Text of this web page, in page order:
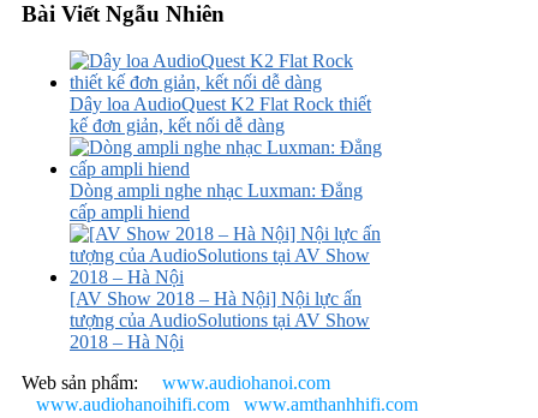
Bài Viết Ngẫu Nhiên
Dây loa AudioQuest K2 Flat Rock thiết
kế đơn giản, kết nối dễ dàng
Dòng ampli nghe nhạc Luxman: Đẳng
cấp ampli hiend
[AV Show 2018 – Hà Nội] Nội lực ấn
tượng của AudioSolutions tại AV Show
2018 – Hà Nội
Web sản phẩm: www.audiohanoi.com
www.audiohanoihifi.com
www.amthanhhifi.com